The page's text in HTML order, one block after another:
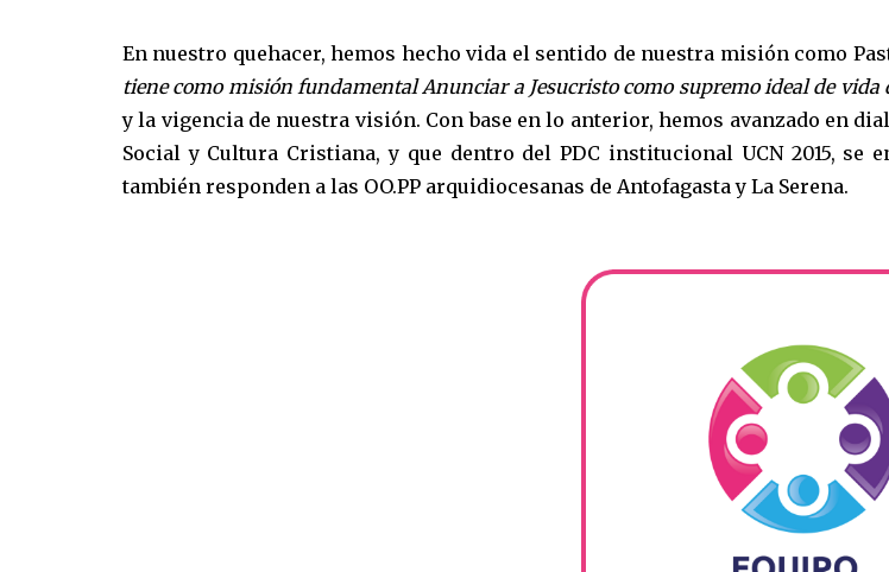
En nuestro quehacer, hemos hecho vida el sentido de nuestra misión como
tiene como misión fundamental Anunciar a Jesucristo como supremo ideal de
y la vigencia de nuestra visión. Con base en lo anterior, hemos avanzado en
Social y Cultura Cristiana, y que dentro del PDC institucional UCN 2015,
también responden a las OO.PP arquidiocesanas de Antofagasta y La Serena.